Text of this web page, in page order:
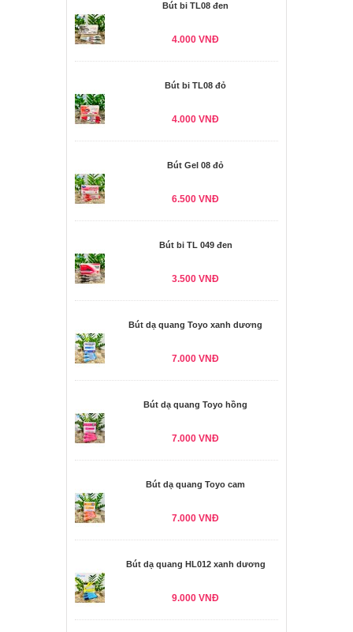
Bút bi TL08 đen
4.000 VNĐ
Bút bi TL08 đỏ
4.000 VNĐ
Bút Gel 08 đỏ
6.500 VNĐ
Bút bi TL 049 đen
3.500 VNĐ
Bút dạ quang Toyo xanh dương
7.000 VNĐ
Bút dạ quang Toyo hồng
7.000 VNĐ
Bút dạ quang Toyo cam
7.000 VNĐ
Bút dạ quang HL012 xanh dương
9.000 VNĐ